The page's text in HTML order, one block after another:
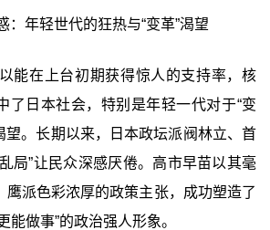
：年轻世代的狂热与“变革”渴望
能在上台初期获得惊人的支持率，核
了日本社会，特别是年轻一代对于“变
望。长期以来，日本政坛派阀林立、首
局”让民众深感厌倦。高市早苗以其毫
鹰派色彩浓厚的政策主张，成功塑造了
能做事”的政治强人形象。